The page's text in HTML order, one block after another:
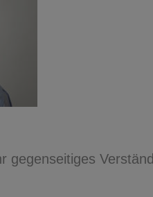
gegenseitiges